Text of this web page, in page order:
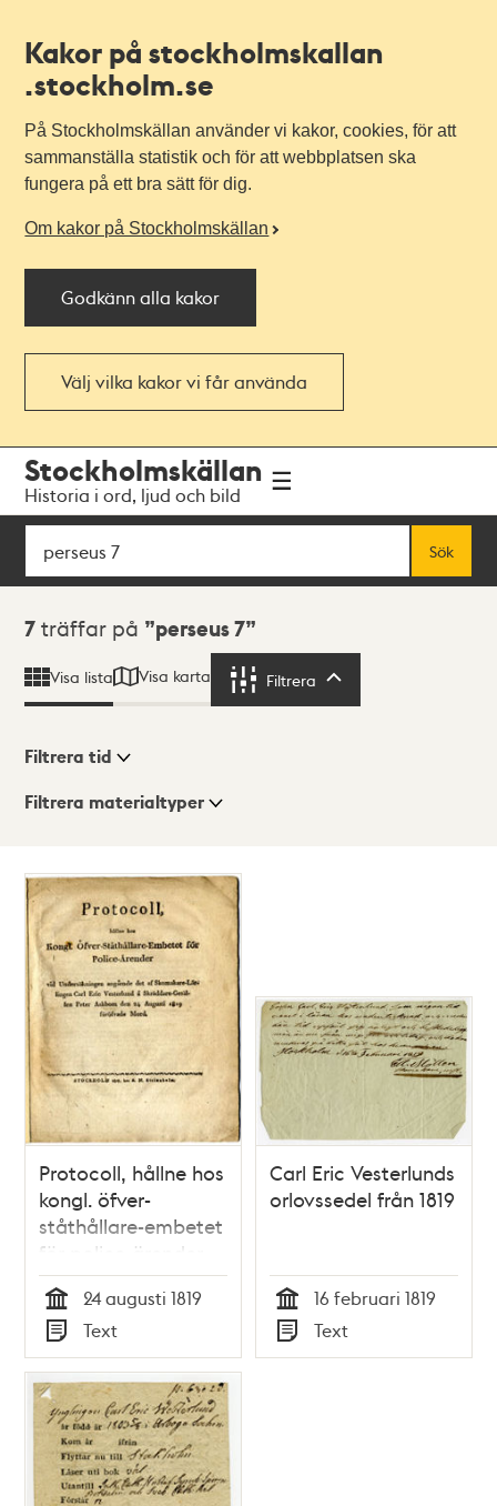
Kakor på stockholmskallan
.stockholm.se
På Stockholmskällan använder vi kakor, cookies, för att
sammanställa statistik och för att webbplatsen ska
fungera på ett bra sätt för dig.
Om kakor på Stockholmskällan
Godkänn alla kakor
Välj vilka kakor vi får använda
navigationen
huvudinnehållet
Stockholmskällan
Historia i ord, ljud och bild
Sök
Sök
Sökresultat
7 träffar på perseus 7
Visa lista Visa karta Filtrera
Visningsläge
Lista
Karta
Filtrera tid
Filtrera materialtyper
träffar
Protocoll, hållne hos
kongl. öfver-
ståthållare-embetet
för police-ärender
vid undersökningen
angående det af
skomakare-
lärlingen Carl Eric
Vesterlund å
skräddare-gesällen
Peter Askbom den
24 augusti 1819
föröfvade mord.
Tid
24 augusti 1819
Typ
Text
Carl Eric Vesterlunds
orlovssedel från 1819
Tid
16 februari 1819
Typ
Text